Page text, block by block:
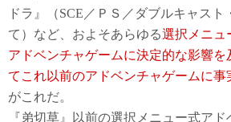
ドラ』（SCE／ＰＳ／ダブルキャスト
て）など、およそあらゆる選択メニュ
アドベンチャゲームに決定的な影響を
てこれ以前のアドベンチャゲームに事
がこれだ。
『弟切草』以前の選択メニュー式ア